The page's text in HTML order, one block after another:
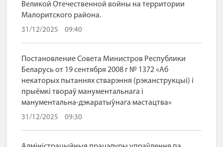
Великой Отечественной войны на территории
Малоритского района.
31/12/2025 09:40
Постановление Совета Министров Республики
Беларусь от 19 сентября 2008 г № 1372 «Аб
некаторых пытаннях стварэння (рэканструкцыі) і
прыёмкі твораў манументальнага і
манументальна-дэкаратыўнага мастацтва»
31/12/2025 09:30